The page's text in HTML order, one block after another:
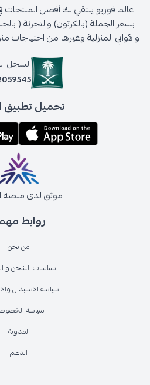
روابط
من نحن
سياسات الشحن و
سياسة الاستبدال
سياسة
المدونة
الدعم
عالم فوريو ينتقي لك أفضل المنتجات
بسعر الجملة (بالكرتون) والتجزئة (
والأواني المنزلية وغيرها من احتياجات
السجل
تحميل تطبيق
موثق لدى منصة